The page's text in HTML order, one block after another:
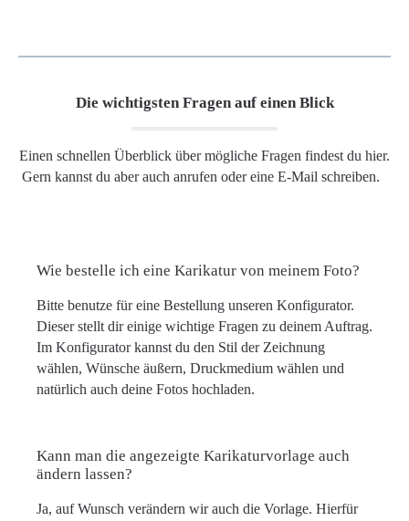
Die wichtigsten Fragen auf einen Blick
Einen schnellen Überblick über mögliche Fragen findest du hier.
Gern kannst du aber auch anrufen oder eine E-Mail schreiben.
Wie bestelle ich eine Karikatur von meinem Foto?
Bitte benutze für eine Bestellung unseren Konfigurator.
Dieser stellt dir einige wichtige Fragen zu deinem Auftrag.
Im Konfigurator kannst du den Stil der Zeichnung
wählen, Wünsche äußern, Druckmedium wählen und
natürlich auch deine Fotos hochladen.
Kann man die angezeigte Karikaturvorlage auch
ändern lassen?
Ja, auf Wunsch verändern wir auch die Vorlage. Hierfür